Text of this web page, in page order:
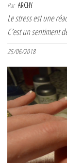
Par ARCHY
Le stress est une
C’est un sentiment
25/06/2018